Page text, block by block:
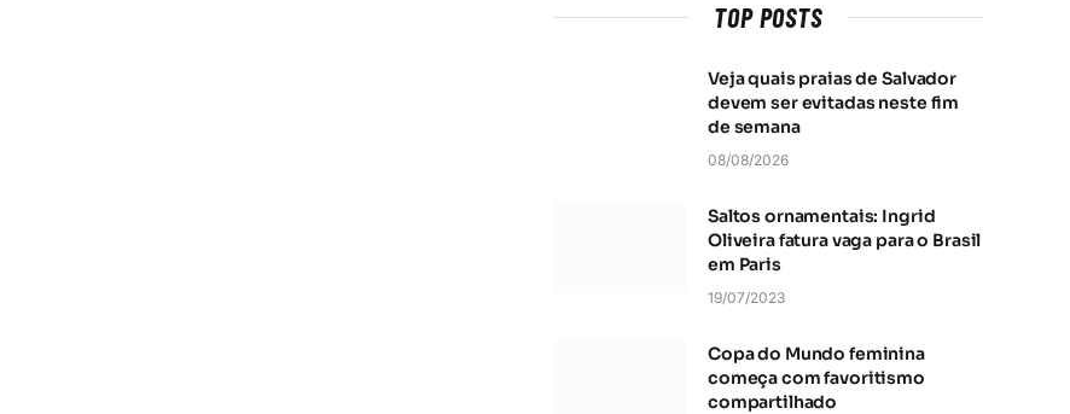
TOP POSTS
Veja quais praias de Salvador
devem ser evitadas neste fim
de semana
08/08/2026
Saltos ornamentais: Ingrid
Oliveira fatura vaga para o Brasil
em Paris
19/07/2023
Copa do Mundo feminina
começa com favoritismo
compartilhado